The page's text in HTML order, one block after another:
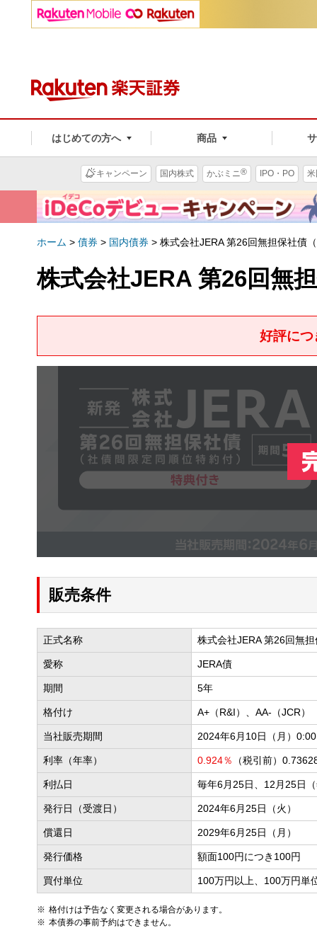
はじめての方へ 商品
キャンペーン 国内株式 かぶミニ® IPO・PO
ホーム > 債券 > 国内債券 > 株式会社JERA 第26回無担保社債
株式会社JERA 第26回無
好評につ
販売条件
正式名称 株式会社JERA 第26回無
愛称 JERA債
期間 5年
格付け A+（R&I）、AA-（JCR）
当社販売期間 2024年6月10日（月）
利率（年率） 0.924％ （税引前）
利払日 毎年6月25日、12月25日
発行日（受渡日） 2024年6月25日（火）
償還日 2029年6月25日（月）
発行価格 額面100円につき100円
買付単位 100万円以上、100万円単
格付けは予告なく変更される場合があります。
本債券の事前予約はできません。